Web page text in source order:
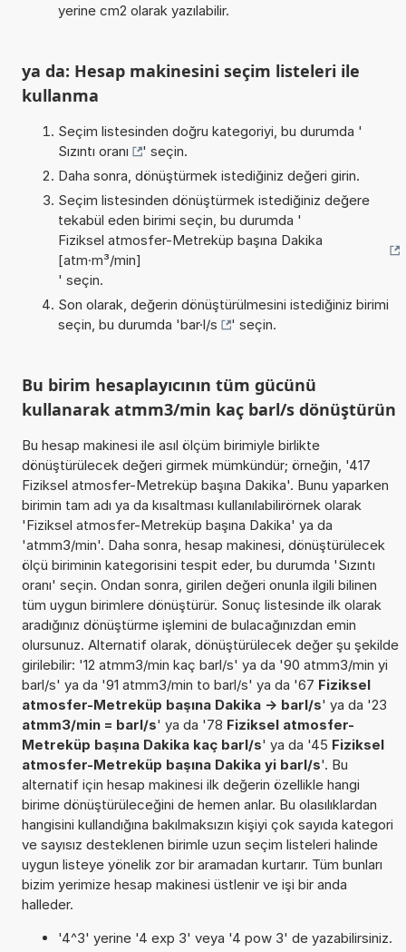
yerine cm2 olarak yazılabilir.
ya da: Hesap makinesini seçim listeleri ile
kullanma
Seçim listesinden doğru kategoriyi, bu durumda '
Sızıntı oranı
' seçin.
Daha sonra, dönüştürmek istediğiniz değeri girin.
Seçim listesinden dönüştürmek istediğiniz değere
tekabül eden birimi seçin, bu durumda '
Fiziksel atmosfer-Metreküp başına Dakika
[atm·m³/min]
' seçin.
Son olarak, değerin dönüştürülmesini istediğiniz birimi
seçin, bu durumda 'bar·l/s ' seçin.
Bu birim hesaplayıcının tüm gücünü
kullanarak atmm3/min kaç barl/s dönüştürün
Bu hesap makinesi ile asıl ölçüm birimiyle birlikte
dönüştürülecek değeri girmek mümkündür; örneğin, '417
Fiziksel atmosfer-Metreküp başına Dakika'. Bunu yaparken
birimin tam adı ya da kısaltması kullanılabilirörnek olarak
'Fiziksel atmosfer-Metreküp başına Dakika' ya da
'atmm3/min'. Daha sonra, hesap makinesi, dönüştürülecek
ölçü biriminin kategorisini tespit eder, bu durumda 'Sızıntı
oranı' seçin. Ondan sonra, girilen değeri onunla ilgili bilinen
tüm uygun birimlere dönüştürür. Sonuç listesinde ilk olarak
aradığınız dönüştürme işlemini de bulacağınızdan emin
olursunuz. Alternatif olarak, dönüştürülecek değer şu şekilde
girilebilir: '12 atmm3/min kaç barl/s' ya da '90 atmm3/min yi
barl/s' ya da '91 atmm3/min to barl/s' ya da '67 Fiziksel
atmosfer-Metreküp başına Dakika -> barl/s' ya da '23
atmm3/min = barl/s' ya da '78 Fiziksel atmosfer-
Metreküp başına Dakika kaç barl/s' ya da '45 Fiziksel
atmosfer-Metreküp başına Dakika yi barl/s'. Bu
alternatif için hesap makinesi ilk değerin özellikle hangi
birime dönüştürüleceğini de hemen anlar. Bu olasılıklardan
hangisini kullandığına bakılmaksızın kişiyi çok sayıda kategori
ve sayısız desteklenen birimle uzun seçim listeleri halinde
uygun listeye yönelik zor bir aramadan kurtarır. Tüm bunları
bizim yerimize hesap makinesi üstlenir ve işi bir anda
halleder.
'4^3' yerine '4 exp 3' veya '4 pow 3' de yazabilirsiniz.